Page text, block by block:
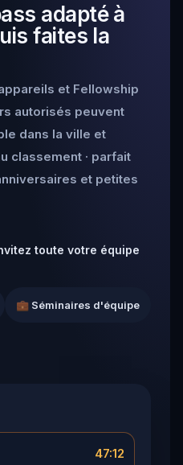
adapté à
faites la
et Fellowship
autorisés peuvent
dans la ville et
classement · parfait
et petites
toute votre équipe
💼 Séminaires d'équipe
47:12